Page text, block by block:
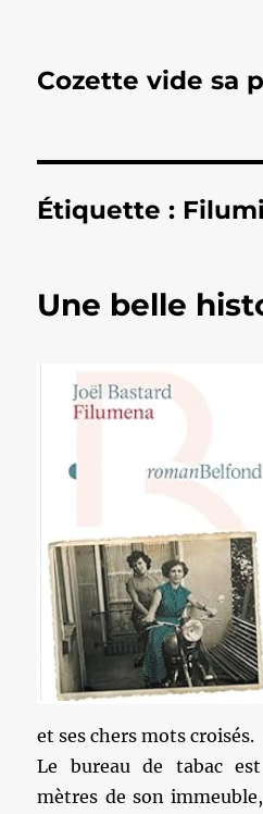
Cozette vide sa
Étiquette :
Une belle
et ses chers mots croisés.
Le bureau de tabac
mètres de son